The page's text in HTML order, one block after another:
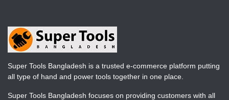
Super Tools Bangladesh is a trusted e-commerce platform putting
all type of hand and power tools together in one place.
Super Tools Bangladesh focuses on providing customers with all